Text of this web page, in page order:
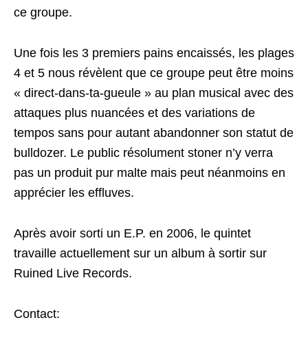
ce groupe.
Une fois les 3 premiers pains encaissés, les plages
4 et 5 nous révèlent que ce groupe peut être moins
« direct-dans-ta-gueule » au plan musical avec des
attaques plus nuancées et des variations de
tempos sans pour autant abandonner son statut de
bulldozer. Le public résolument stoner n’y verra
pas un produit pur malte mais peut néanmoins en
apprécier les effluves.
Après avoir sorti un E.P. en 2006, le quintet
travaille actuellement sur un album à sortir sur
Ruined Live Records.
Contact: